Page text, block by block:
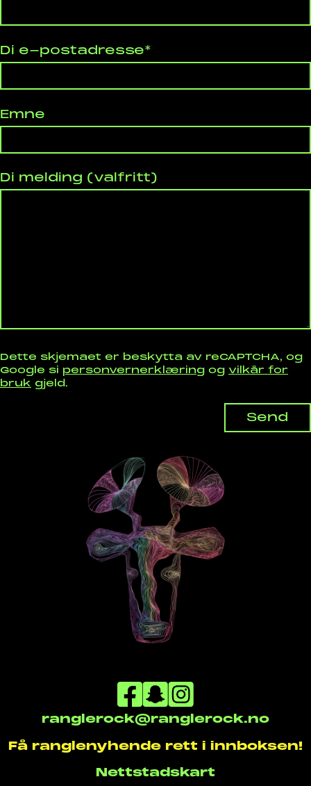
Di e-postadresse*
Emne
Di melding (valfritt)
Dette skjemaet er beskytta av reCAPTCHA, og
Google si personvernerklæring og vilkår for
bruk gjeld.
ranglerock@ranglerock.no
Få ranglenyhende rett i innboksen!
Nettstadskart